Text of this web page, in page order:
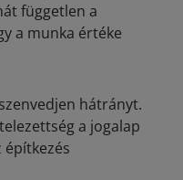
független a
a munka értéke
hátrányt.
a jogalap
építkezés